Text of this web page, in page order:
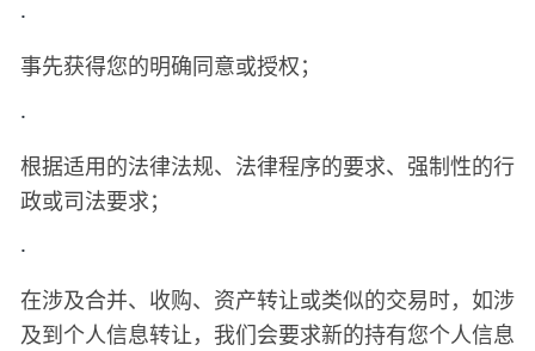
·
事先获得您的明确同意或授权；
·
根据适用的法律法规、法律程序的要求、强制性的行
政或司法要求；
·
在涉及合并、收购、资产转让或类似的交易时，如涉
及到个人信息转让，我们会要求新的持有您个人信息